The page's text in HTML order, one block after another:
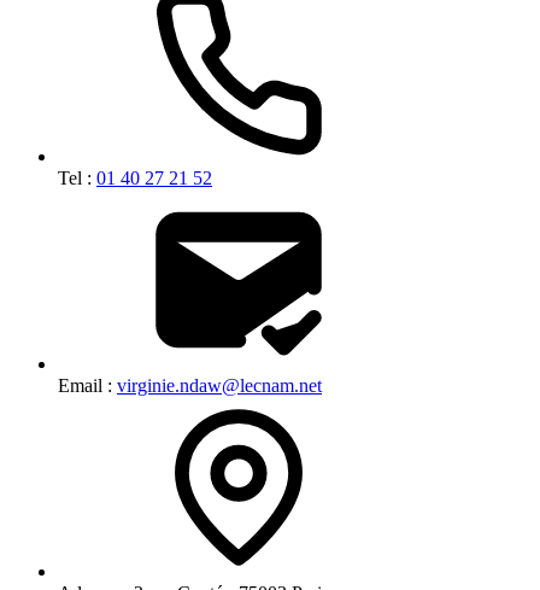
Tel : 01 40 27 21 52
Email : virginie.ndaw@lecnam.net